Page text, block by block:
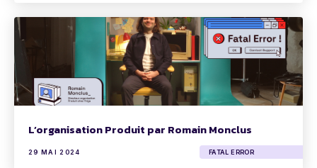
L’organisation Produit par Romain Monclus
29 MAI 2024 FATAL ERROR